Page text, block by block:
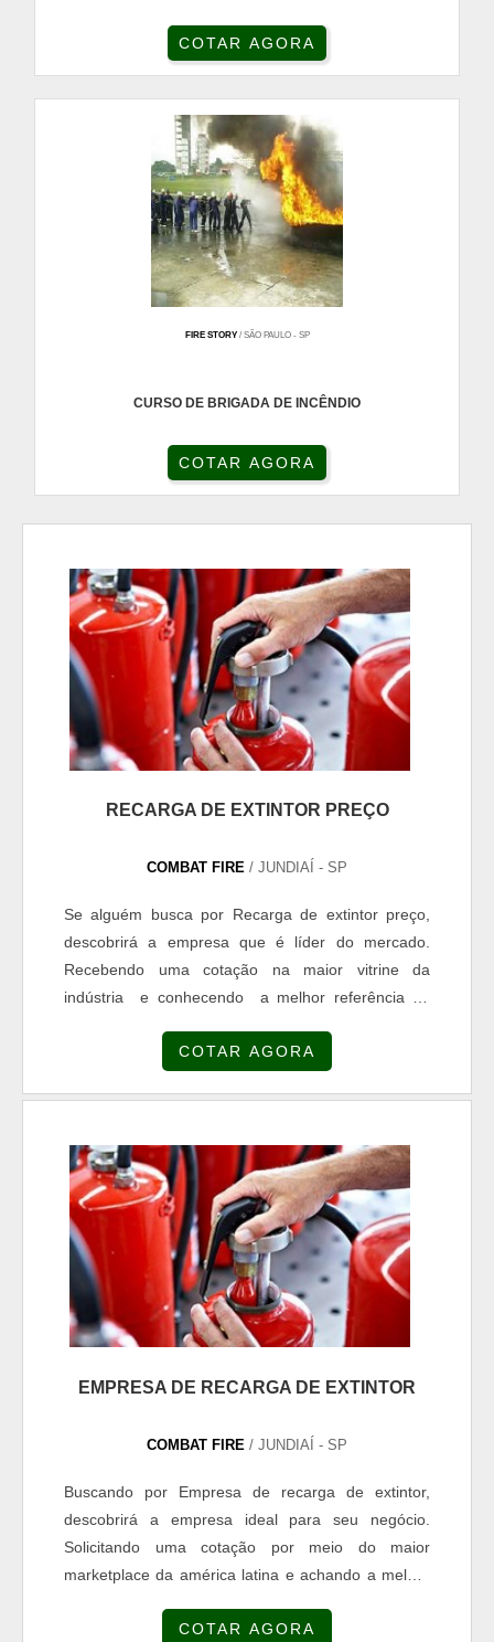
COTAR AGORA
FIRE STORY/ SÃO PAULO - SP
CURSO DE BRIGADA DE INCÊNDIO
COTAR AGORA
RECARGA DE EXTINTOR PREÇO
COMBAT FIRE / JUNDIAÍ - SP
Se alguém busca por Recarga de extintor preço,
descobrirá a empresa que é líder do mercado.
Recebendo uma cotação na maior vitrine da
indústria e conhecendo a melhor referência do
EXTINTOR PREÇOQuem precisa de Recarga de
que há de melhor na atualidad...
COTAR AGORA
EMPRESA DE RECARGA DE EXTINTOR
COMBAT FIRE / JUNDIAÍ - SP
Buscando por Empresa de recarga de extintor,
descobrirá a empresa ideal para seu negócio.
Solicitando uma cotação por meio do maior
marketplace da américa latina e achando a melhor
INFORMAÇÕES INTERESSANTES SOBRE
COTAR AGORA